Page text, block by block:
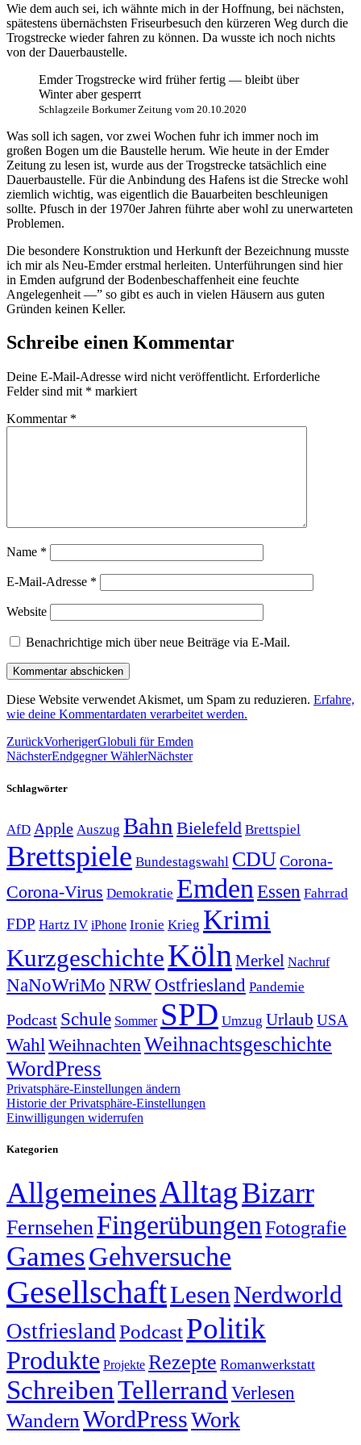
Wie dem auch sei, ich wähnte mich in der Hoffnung, bei nächsten,
spätestens übernächsten Friseurbesuch den kürzeren Weg durch die
Trogstrecke wieder fahren zu können. Da wusste ich noch nichts
von der Dauerbaustelle.
Emder Trogstrecke wird früher fertig — bleibt über
Winter aber gesperrt
Schlagzeile Borkumer Zeitung vom 20.10.2020
Was soll ich sagen, vor zwei Wochen fuhr ich immer noch im
großen Bogen um die Baustelle herum. Wie heute in der Emder
Zeitung zu lesen ist, wurde aus der Trogstrecke tatsächlich eine
Dauerbaustelle. Für die Anbindung des Hafens ist die Strecke wohl
ziemlich wichtig, was eigentlich die Bauarbeiten beschleunigen
sollte. Pfusch in der 1970er Jahren führte aber wohl zu unerwarteten
Problemen.
Die besondere Konstruktion und Herkunft der Bezeichnung musste
ich mir als Neu-Emder erstmal herleiten. Unterführungen sind hier
in Emden aufgrund der Bodenbeschaffenheit eine feuchte
Angelegenheit —” so gibt es auch in vielen Häusern aus guten
Gründen keinen Keller.
Schreibe einen Kommentar
Deine E-Mail-Adresse wird nicht veröffentlicht. Erforderliche
Felder sind mit * markiert
Kommentar *
Name *
E-Mail-Adresse *
Website
Benachrichtige mich über neue Beiträge via E-Mail.
Diese Website verwendet Akismet, um Spam zu reduzieren. Erfahre,
wie deine Kommentardaten verarbeitet werden.
ZurückVorherigerGlobuli für Emden
NächsterEndgegner WählerNächster
Schlagwörter
AfD Apple Auszug Bahn Bielefeld Brettspiel
Brettspiele Bundestagswahl CDUCorona-
Corona-Virus Demokratie Emden Essen Fahrrad
FDP Hartz IV iPhone Ironie Krieg Krimi
KurzgeschichteKöln Merkel Nachruf
NaNoWriMo NRWOstfriesland Pandemie
Podcast Schule Sommer SPD Umzug Urlaub USA
Wahl Weihnachten Weihnachtsgeschichte
WordPress
Privatsphäre-Einstellungen ändern
Historie der Privatsphäre-Einstellungen
Einwilligungen widerrufen
Kategorien
AllgemeinesAlltagBizarr
FernsehenFingerübungen Fotografie
GamesGehversuche
GesellschaftLesenNerdworld
OstfrieslandPodcastPolitik
Produkte Projekte Rezepte Romanwerkstatt
SchreibenTellerrand Verlesen
Wandern WordPressWork